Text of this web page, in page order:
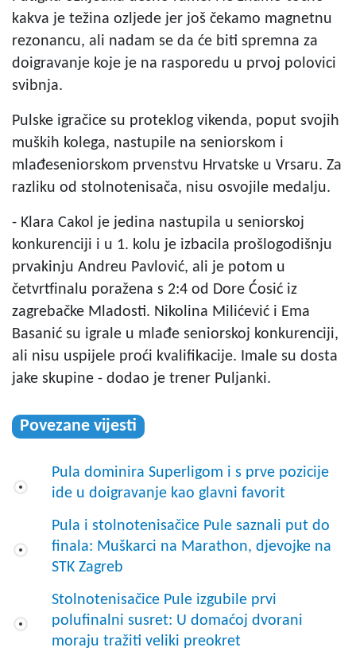
kakva je težina ozljede jer još čekamo magnetnu
rezonancu, ali nadam se da će biti spremna za
doigravanje koje je na rasporedu u prvoj polovici
svibnja.
Pulske igračice su proteklog vikenda, poput svojih
muških kolega, nastupile na seniorskom i
mlađeseniorskom prvenstvu Hrvatske u Vrsaru. Za
razliku od stolnotenisača, nisu osvojile medalju.
- Klara Cakol je jedina nastupila u seniorskoj
konkurenciji i u 1. kolu je izbacila prošlogodišnju
prvakinju Andreu Pavlović, ali je potom u
četvrtfinalu poražena s 2:4 od Dore Ćosić iz
zagrebačke Mladosti. Nikolina Milićević i Ema
Basanić su igrale u mlađe seniorskoj konkurenciji,
ali nisu uspijele proći kvalifikacije. Imale su dosta
jake skupine - dodao je trener Puljanki.
Povezane vijesti
Pula dominira Superligom i s prve pozicije
ide u doigravanje kao glavni favorit
Pula i stolnotenisačice Pule saznali put do
finala: Muškarci na Marathon, djevojke na
STK Zagreb
Stolnotenisačice Pule izgubile prvi
polufinalni susret: U domaćoj dvorani
moraju tražiti veliki preokret